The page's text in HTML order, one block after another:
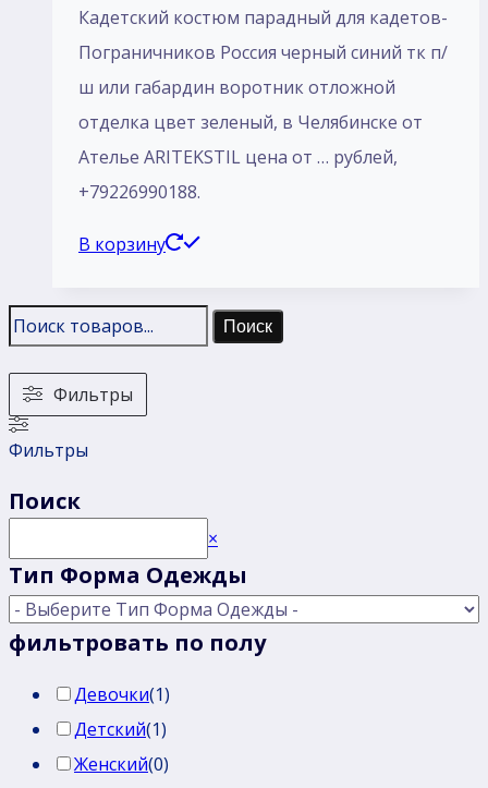
Кадетский костюм парадный для кадетов-
Пограничников Россия черный синий тк п/
ш или габардин воротник отложной
отделка цвет зеленый, в Челябинске от
Ателье ARITEKSTIL цена от … рублей,
+79226990188.
В корзину
Поиск
Фильтры
Фильтры
Поиск
×
Тип Форма Одежды
фильтровать по полу
Девочки(1)
Детский(1)
Женский(0)